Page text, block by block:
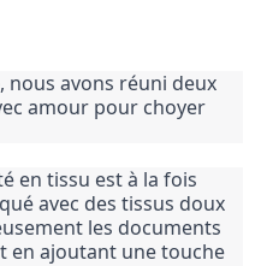
nous avons réuni deux
amour pour choyer
en tissu est à la fois
avec des tissus doux
les documents
en ajoutant une touche